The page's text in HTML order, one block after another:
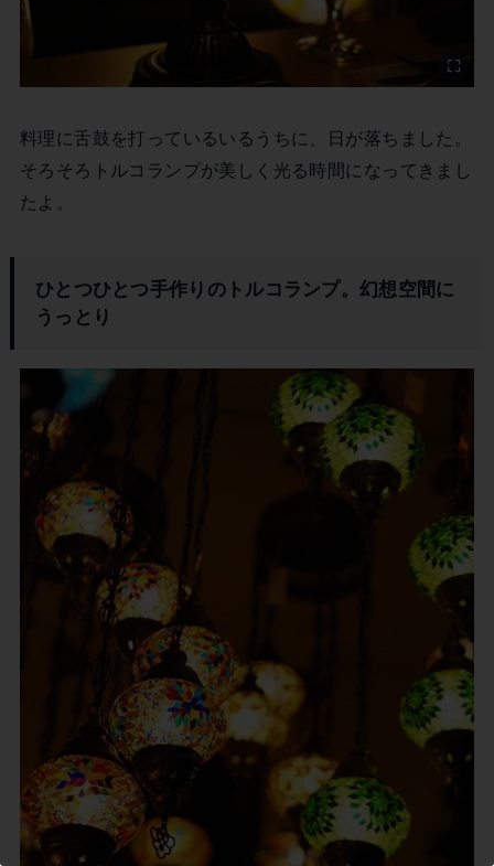
料理に舌鼓を打っているいるうちに、日が落ちました。
そろそろトルコランプが美しく光る時間になってきまし
たよ。
ひとつひとつ手作りのトルコランプ。幻想空間に
うっとり
この記事を書いた市民ライター
あまむらみちえ